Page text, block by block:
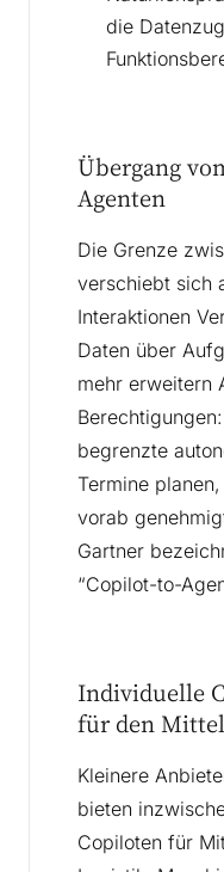
die
Übergang
Agenten
Die Grenze
verschiebt sich
Interaktionen
Daten über
mehr erweitern
begrenzte
Termine
vorab
Gartner
“Copilot-to-
Individuelle
für den
Kleinere
bieten
Copiloten für